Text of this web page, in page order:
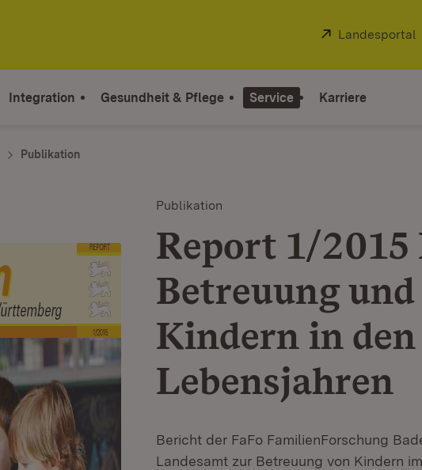
Extern:
Landesportal
Integration Gesundheit & Pflege Service Karriere
Publikation
Publikation
Report 1/2015
Betreuung
Kindern in
Lebensjahren
Bericht der FaFo FamilienForschung
Landesamt zur Betreuung von Kindern